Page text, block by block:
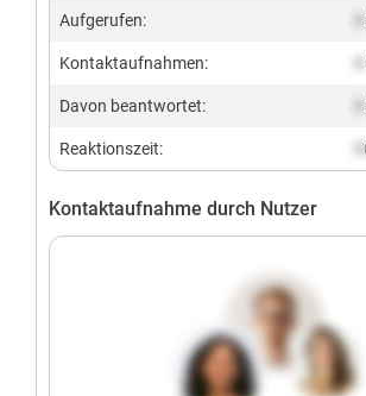
Aufgerufen:
Kontaktaufnahmen:
Davon beantwortet:
Reaktionszeit:
Kontaktaufnahme durch Nutzer